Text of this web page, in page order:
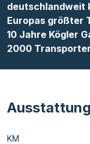
deutschlandweit
Europas größter
10 Jahre Kögler
2000
KM